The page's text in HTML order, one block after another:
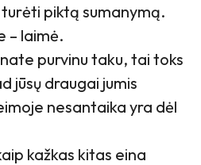
piktą sumanymą.
– laimė.
purvinu taku, tai toks
jūsų draugai jumis
nesantaika yra dėl
kažkas kitas eina